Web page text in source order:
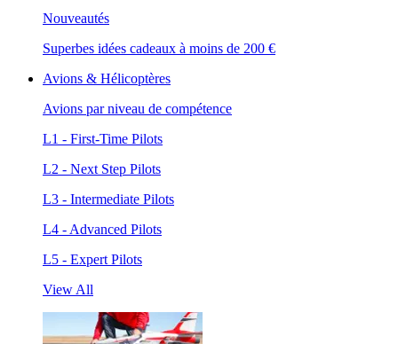
Nouveautés
Superbes idées cadeaux à moins de 200 €
Avions & Hélicoptères
Avions par niveau de compétence
L1 - First-Time Pilots
L2 - Next Step Pilots
L3 - Intermediate Pilots
L4 - Advanced Pilots
L5 - Expert Pilots
View All